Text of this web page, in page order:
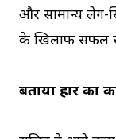
और सामान्य लेग-
के खिलाफ सफल
बताया हार का